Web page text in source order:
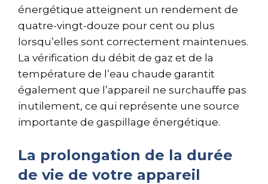
énergétique atteignent un rendement de
quatre-vingt-douze pour cent ou plus
lorsqu’elles sont correctement maintenues.
La vérification du débit de gaz et de la
température de l’eau chaude garantit
également que l’appareil ne surchauffe pas
inutilement, ce qui représente une source
importante de gaspillage énergétique.
La prolongation de la durée
de vie de votre appareil